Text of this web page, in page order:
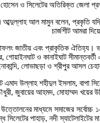
হোসেন ও সিলেটের অতিরিক্ত জেলা
আব্দুল্লাহ আল মামুন বলেন, প্রকৃতি
চার্জশীট আমরা
জাতীয় এবং প্রাকৃতিক ঐতিহ্য।
গোয়াইনঘাট ও কানাইঘাট
লোভাছড়া ও শ্রীপুর আসল
শহীদুল ইসলাম, বাপা
জুবায়ের আহমদ, মোহাম্মদ খয়ের
মাধ্যমে সমাজের সর্বোচ্চ
পাহাড়, নদী স্যাটেলাইটের